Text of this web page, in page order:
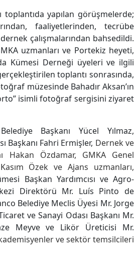
toplantıda yapılan görüşmelerde;
faaliyetlerinden, tecrübe
çalışmalarından bahsedildi.
uzmanları ve Portekiz heyeti,
Kümesi Derneği üyeleri ve ilgili
toplantı sonrasında,
müzesinde Bahadır Aksan’ın
isimli fotoğraf sergisini ziyaret
Başkanı Yücel Yılmaz,
Başkanı Fahri Ermişler, Dernek ve
Hakan Özdamar, GMKA Genel
Özek ve Ajans uzmanları,
Başkan Yardımcısı ve Agro-
Direktörü Mr. Luís Pinto de
Belediye Meclis Üyesi Mr. Jorge
ve Sanayi Odası Başkanı Mr.
Meyve ve Likör Üreticisi Mr.
ve sektör temsilcileri